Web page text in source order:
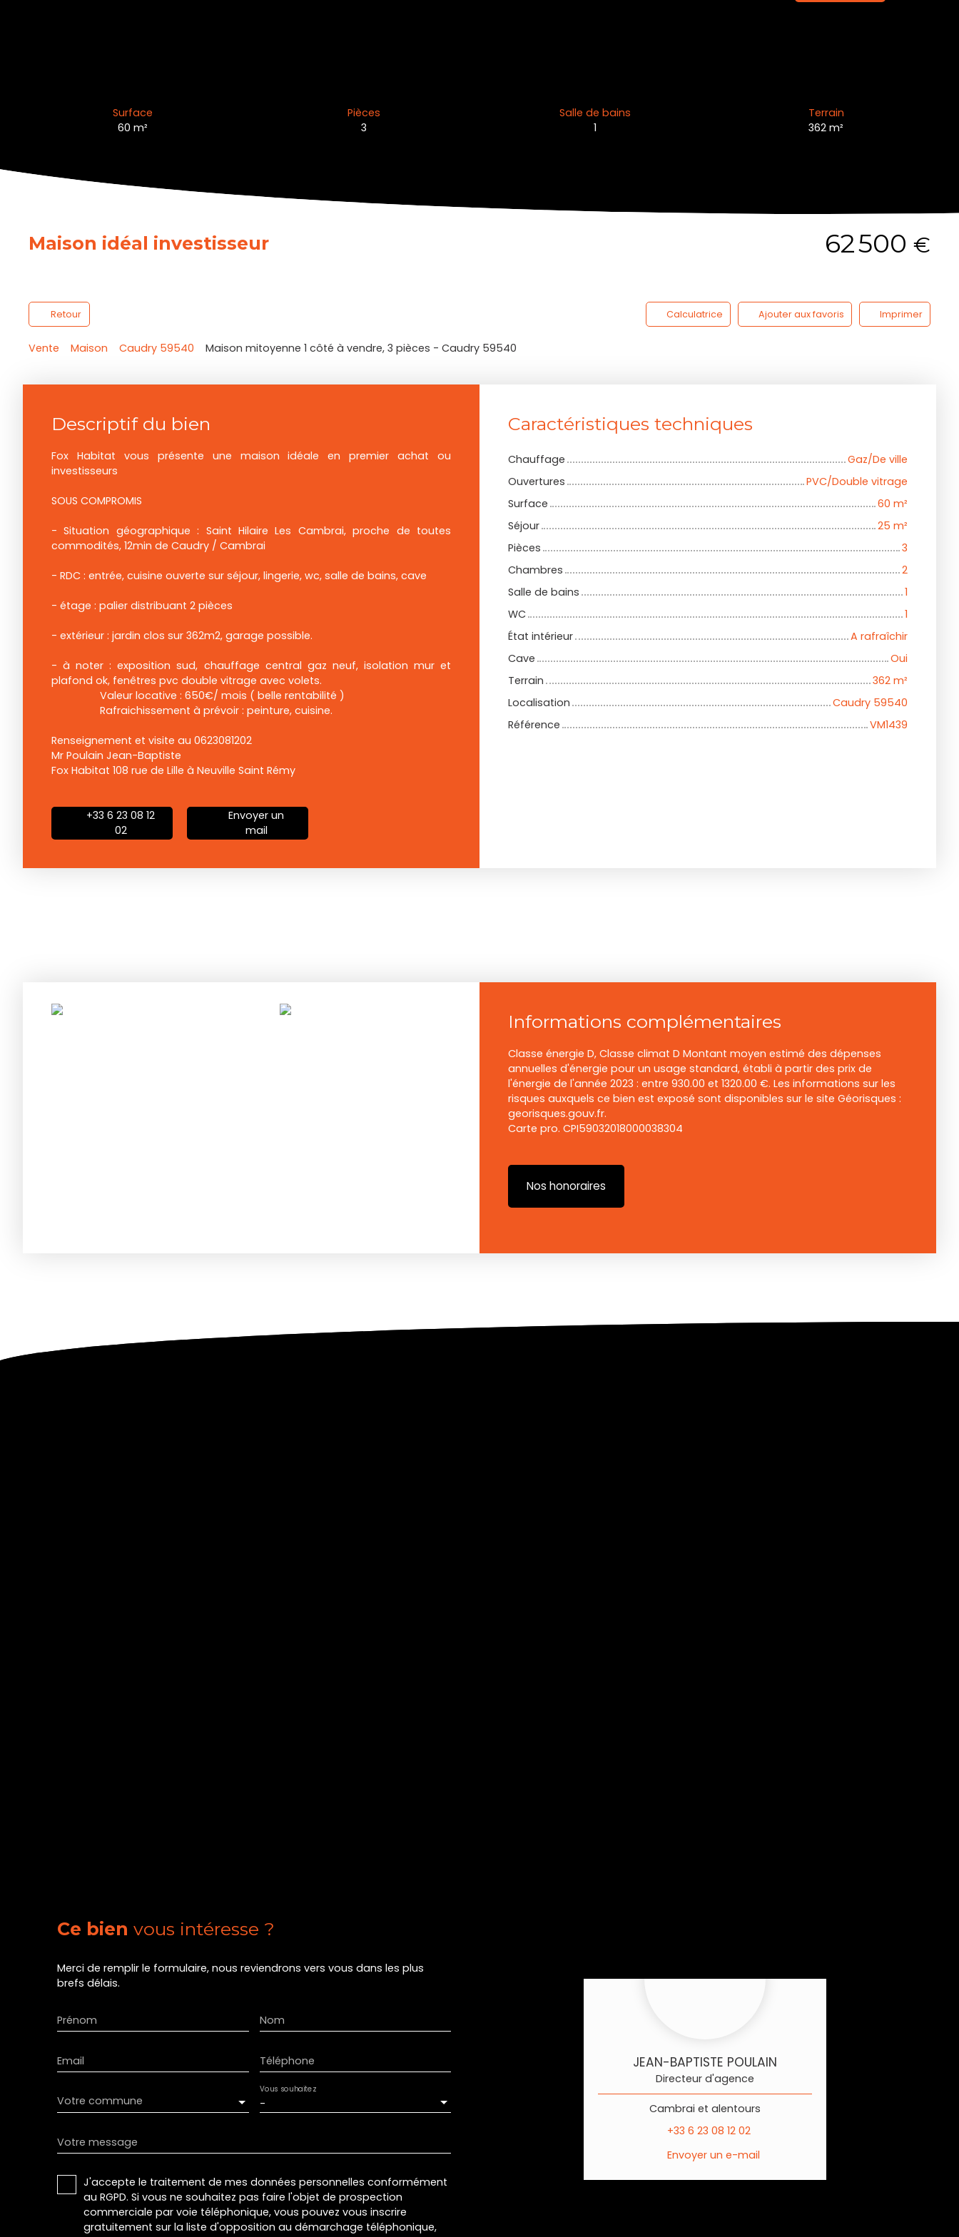
Surface
60m²
Pièces
3
Salle de bains
1
Terrain
362m²
Maison idéal investisseur 62 500 €
Retour Calculatrice Ajouter aux favoris Imprimer
Vente Maison Caudry 59540 Maison mitoyenne 1 côté à vendre, 3 pièces - Caudry 59540
Descriptif du bien
Fox Habitat vous présente une maison idéale en premier achat ou
investisseurs
SOUS COMPROMIS
- Situation géographique : Saint Hilaire Les Cambrai, proche de toutes
commodités, 12min de Caudry / Cambrai
- RDC : entrée, cuisine ouverte sur séjour, lingerie, wc, salle de bains, cave
- étage : palier distribuant 2 pièces
- extérieur : jardin clos sur 362m2, garage possible.
- à noter : exposition sud, chauffage central gaz neuf, isolation mur et
plafond ok, fenêtres pvc double vitrage avec volets.
Valeur locative : 650€/ mois ( belle rentabilité )
Rafraichissement à prévoir : peinture, cuisine.
Renseignement et visite au 0623081202
Mr Poulain Jean-Baptiste
Fox Habitat 108 rue de Lille à Neuville Saint Rémy
+33 6 23 08 12
02
Envoyer un
mail
Caractéristiques techniques
Chauffage
Gaz/De ville
Ouvertures
PVC/Double vitrage
Surface
60 m²
Séjour
25 m²
Pièces
3
Chambres
2
Salle de bains
1
WC
1
État intérieur
A rafraîchir
Cave
Oui
Terrain
362 m²
Localisation
Caudry 59540
Référence
VM1439
Informations complémentaires
Classe énergie D, Classe climat D Montant moyen estimé des dépenses
annuelles d'énergie pour un usage standard, établi à partir des prix de
l'énergie de l'année 2023 : entre 930.00 et 1320.00 €. Les informations sur les
risques auxquels ce bien est exposé sont disponibles sur le site Géorisques :
georisques.gouv.fr.
Carte pro. CPI59032018000038304
Nos honoraires
Ce bien vous intéresse ?
Merci de remplir le formulaire, nous reviendrons vers vous dans les plus
brefs délais.
Prénom Nom
Email Téléphone
Votre commune -
Vous souhaitez
Votre message
J'accepte le traitement de mes données personnelles conformément
au RGPD. Si vous ne souhaitez pas faire l'objet de prospection
commerciale par voie téléphonique, vous pouvez vous inscrire
gratuitement sur la liste d'opposition au démarchage téléphonique,
JEAN-BAPTISTE POULAIN
Directeur d'agence
Cambrai et alentours
+33 6 23 08 12 02
Envoyer un e-mail